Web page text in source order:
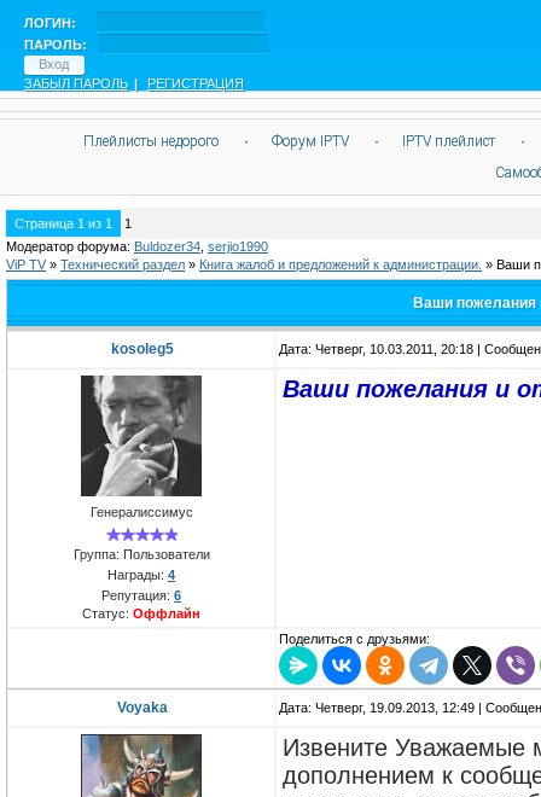
ЛОГИН:
ПАРОЛЬ:
ЗАБЫЛ ПАРОЛЬ | РЕГИСТРАЦИЯ
Плейлисты недорого · Форум IPTV · IPTV плейлист
·
Страница 1 из 1
1
Модератор форума: Buldozer34 serjio1990
ViP TV » Технический раздел » Книга жалоб и предложений к администрации. » Ваши
Ваши пожелания
kosoleg5 Дата: Четверг, 10.03.2011, 20:18 |
Генералиссимус
Группа: Пользователи
Награды: 4
Репутация: 6
Статус: Оффлайн
Ваши пожелания и
Поделиться с друзьями:
Voyaka Дата: Четверг, 19.09.2013, 12:49 |
Извените Уважаемые
дополнением к